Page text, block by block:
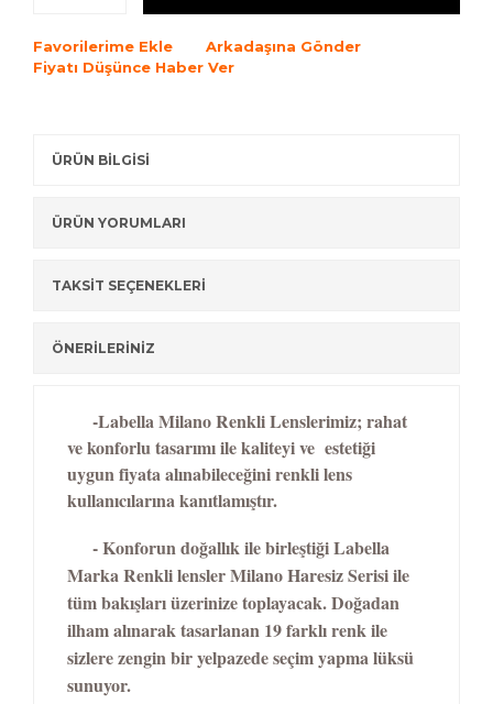
Favorilerime Ekle
Arkadaşına Gönder
Fiyatı Düşünce Haber Ver
ÜRÜN BİLGİSİ
ÜRÜN YORUMLARI
TAKSİT SEÇENEKLERİ
ÖNERİLERİNİZ
-Labella Milano Renkli Lenslerimiz; rahat
ve konforlu tasarımı ile kaliteyi ve estetiği
uygun fiyata alınabileceğini renkli lens
kullanıcılarına kanıtlamıştır.
- Konforun doğallık ile birleştiği Labella
Marka Renkli lensler Milano Haresiz Serisi ile
tüm bakışları üzerinize toplayacak. Doğadan
ilham alınarak tasarlanan 19 farklı renk ile
sizlere zengin bir yelpazede seçim yapma lüksü
sunuyor.